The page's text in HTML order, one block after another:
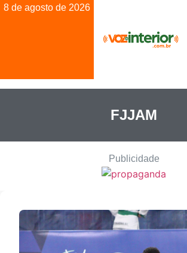
8 de agosto de 2026
FJJAM
Publicidade